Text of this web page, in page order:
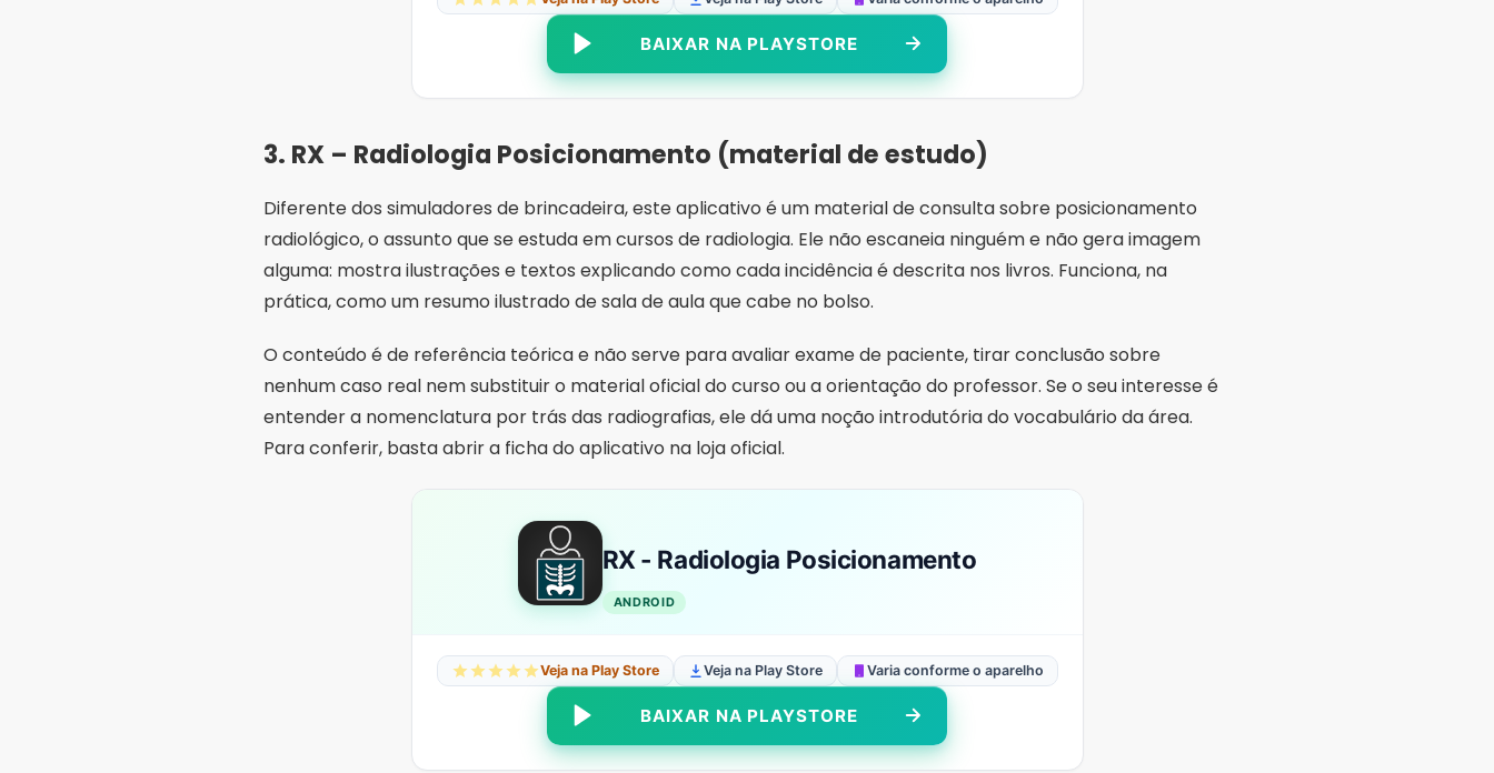
BAIXAR NA PLAYSTORE
3. RX – Radiologia Posicionamento (material de estudo)
Diferente dos simuladores de brincadeira, este aplicativo é um material de consulta sobre posicionamento
radiológico, o assunto que se estuda em cursos de radiologia. Ele não escaneia ninguém e não gera imagem
alguma: mostra ilustrações e textos explicando como cada incidência é descrita nos livros. Funciona, na
prática, como um resumo ilustrado de sala de aula que cabe no bolso.
O conteúdo é de referência teórica e não serve para avaliar exame de paciente, tirar conclusão sobre
nenhum caso real nem substituir o material oficial do curso ou a orientação do professor. Se o seu interesse é
entender a nomenclatura por trás das radiografias, ele dá uma noção introdutória do vocabulário da área.
Para conferir, basta abrir a ficha do aplicativo na loja oficial.
RX - Radiologia Posicionamento
ANDROID
Veja na Play Store Veja na Play Store Varia conforme o aparelho
BAIXAR NA PLAYSTORE